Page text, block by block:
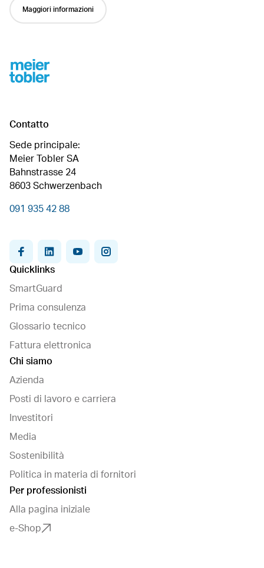
Maggiori informazioni
Footer
Contatto
Sede principale:
Meier Tobler SA
Bahnstrasse 24
8603 Schwerzenbach
091 935 42 88
facebooklinkedin youtubeinstagram
Quicklinks
SmartGuard
Prima consulenza
Glossario tecnico
Fattura elettronica
Chi siamo
Azienda
Posti di lavoro e carriera
Investitori
Media
Sostenibilità
Politica in materia di fornitori
Per professionisti
Alla pagina iniziale
e-Shop